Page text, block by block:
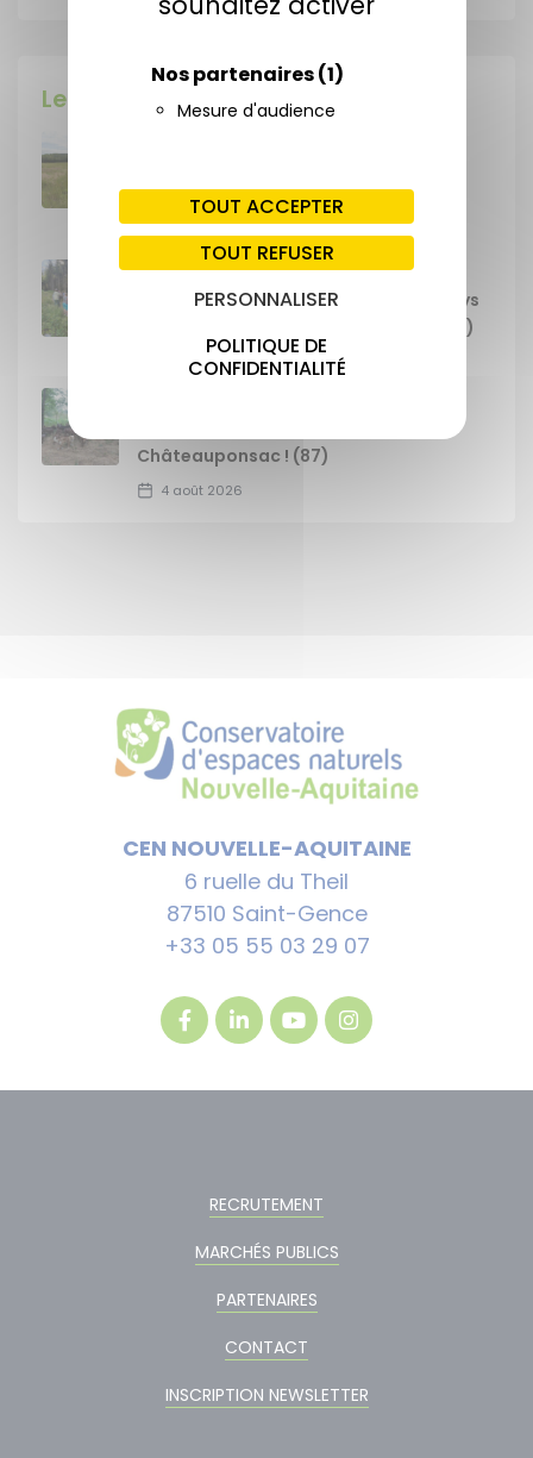
Nos partenaires(1)
Mesure d'audience
TOUT ACCEPTER
TOUT REFUSER
PERSONNALISER
POLITIQUE DE
CONFIDENTIALITÉ
Les dernières actu !
département de la Haute-Vienne
4 août 2026
Journée GEMAPI : animation sur les
zones humides auprès des élus du Pays
Monts & Barrages à Champnétery (87)
4 août 2026
Châteauponsac ! (87)
4 août 2026
CEN NOUVELLE-AQUITAINE
6 ruelle du Theil
87510 Saint-Gence
+33 05 55 03 29 07
RECRUTEMENT
MARCHÉS PUBLICS
PARTENAIRES
CONTACT
INSCRIPTION NEWSLETTER